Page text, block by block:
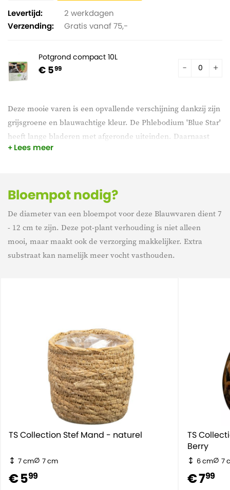
Deze mooie varen is een opvallende verschijning dankzij zijn
grijsgroene en blauwachtige kleur. De Phlebodium 'Blue Star'
heeft lange bladeren met afgeronde uiteinden. Daarnaast
staat de plant bekend als onderhoudsvriendelijk, waardoor
Lees meer
Levertijd:
2 werkdagen
Verzending:
Gratis vanaf 75,-
Potgrond compact 10L
€ 599
Bloempot nodig?
De diameter van een bloempot voor deze Blauwvaren dient 7
- 12 cm te zijn. Deze pot-plant verhouding is niet alleen
mooi, maar maakt ook de verzorging makkelijker. Extra
substraat kan namelijk meer vocht vasthouden.
TS Collection Stef Mand - naturel
7 cm 7 cm
€ 599
TS
Berry
6 cm 7
€ 799